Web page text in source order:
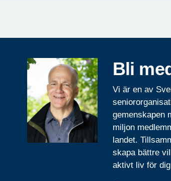
Bli
Vi är en av
gemenskapen
miljon
landet.
skapa bättre
aktivt liv för